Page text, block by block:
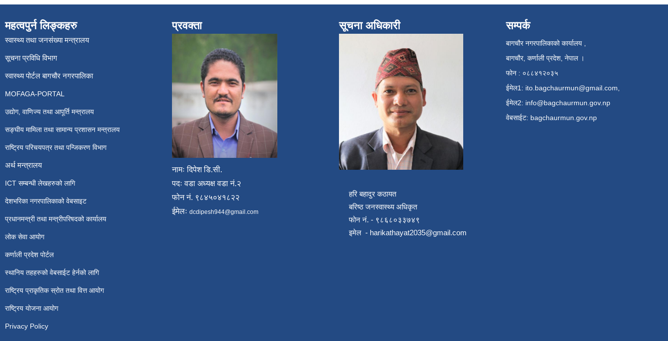
महत्वपुर्न लिङ्कहरु
स्वास्थ्य तथा जनसंख्या मन्त्रालय
सूचना प्रविधि विभाग
स्वास्थ्य पोर्टल बागचौर नगरपालिका
MOFAGA-PORTAL
उद्योग, वाणिज्य तथा आपूर्ति मन्त्रालय
सङ्घीय मामिला तथा सामान्य प्रशासन मन्त्रालय
राष्ट्रिय परिचयपत्र तथा पन्जिकरण विभाग
अर्थ मन्त्रालय
ICT सम्बन्धी लेखहरुको लागि
देशभरिका नगरपालिकाको वेबसाइट
प्रधानमन्त्री तथा मन्त्रीपरिषदको कार्यालय
लोक सेवा आयोग
कर्णाली प्रदेश पोर्टल
स्थानिय तहहरुको वेबसाईट हेर्नको लागि
राष्ट्रिय प्राकृतिक स्रोत तथा वित्त आयोग
राष्ट्रिय योजना आयोग
Privacy Policy
प्रवक्ता
नामः दिपेश डि.सी.
पदः वडा अध्यक्ष वडा नं.२
फोन नं. ९८४५०४१८२२
ईमेलः dcdipesh944@gmail.com
सूचना अधिकारी
हरि बहादुर कठायत
बरिष्ठ जनस्वास्थ्य अधिकृत
फोन नं. - ९८६८०३३७४९
इमेल - harikathayat2035@gmail.com
सम्पर्क
बागचौर नगरपालिकाको कार्यालय ,
बागचौर, कर्णाली प्रदेश, नेपाल ।
फोन : ०८८४१२०३५
ईमेल1: ito.bagchaurmun@gmail.com
ईमेल2: info@bagchaurmun.gov.np
वे‍बसाईट: bagchaurmun.gov.np